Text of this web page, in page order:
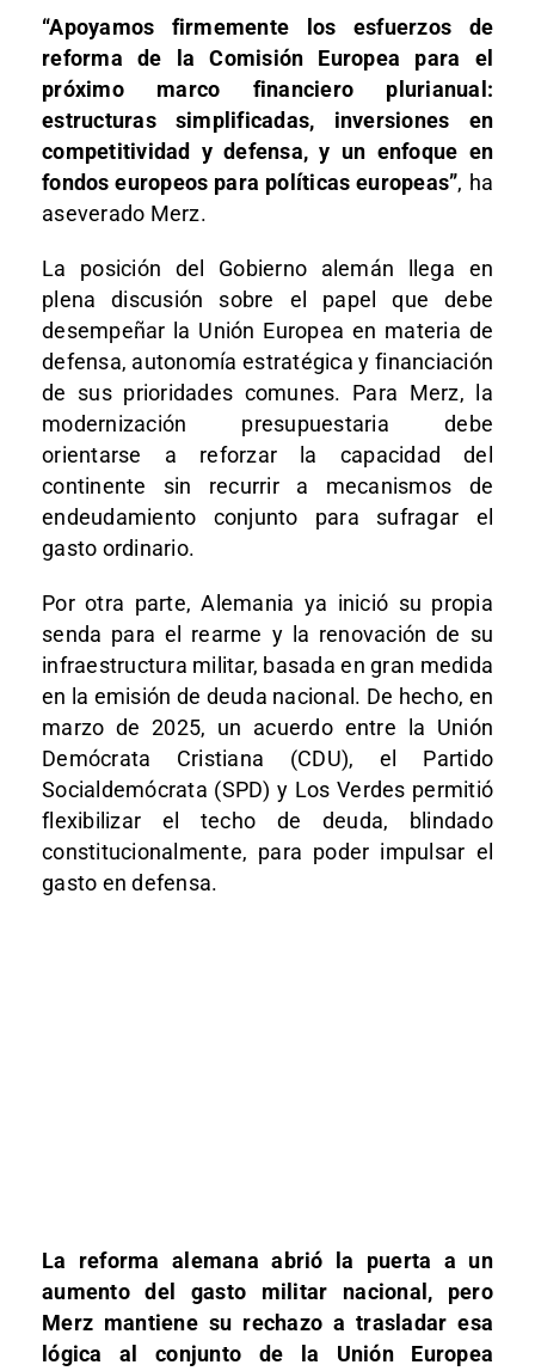
“Apoyamos firmemente los esfuerzos de
reforma de la Comisión Europea para el
próximo marco financiero plurianual:
estructuras simplificadas, inversiones en
competitividad y defensa, y un enfoque en
fondos europeos para políticas europeas”, ha
aseverado Merz.
La posición del Gobierno alemán llega en
plena discusión sobre el papel que debe
desempeñar la Unión Europea en materia de
defensa, autonomía estratégica y financiación
de sus prioridades comunes. Para Merz, la
modernización presupuestaria debe
orientarse a reforzar la capacidad del
continente sin recurrir a mecanismos de
endeudamiento conjunto para sufragar el
gasto ordinario.
Por otra parte, Alemania ya inició su propia
senda para el rearme y la renovación de su
infraestructura militar, basada en gran medida
en la emisión de deuda nacional. De hecho, en
marzo de 2025, un acuerdo entre la Unión
Demócrata Cristiana (CDU), el Partido
Socialdemócrata (SPD) y Los Verdes permitió
flexibilizar el techo de deuda, blindado
constitucionalmente, para poder impulsar el
gasto en defensa.
La reforma alemana abrió la puerta a un
aumento del gasto militar nacional, pero
Merz mantiene su rechazo a trasladar esa
lógica al conjunto de la Unión Europea